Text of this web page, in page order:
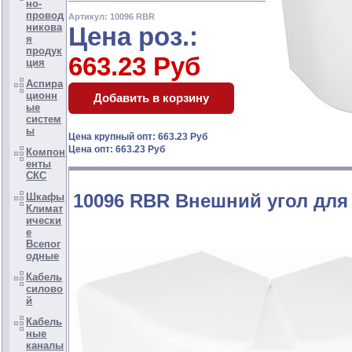
но-
провод
никова
я
продук
ция
Аспира
ционн
ые
систем
ы
Компон
енты
СКС
Шкафы
Климат
ически
е
Всепог
одные
Кабель
силово
й
Кабель
ные
каналы
Артикул: 10096 RBR
Цена роз.:
663.23 Руб
Цена крупный опт: 663.23 Руб
Цена опт: 663.23 Руб
10096 RBR Внешний угол